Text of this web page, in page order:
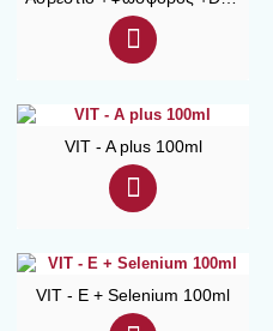
VIT - A plus 100ml
VIT - E + Selenium 100ml